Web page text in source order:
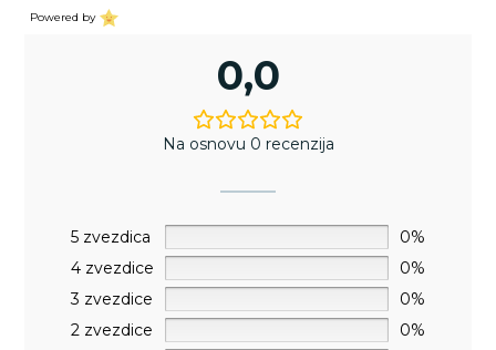
Powered by
0,0
Na osnovu 0 recenzija
5 zvezdica
0%
4 zvezdice
0%
3 zvezdice
0%
2 zvezdice
0%